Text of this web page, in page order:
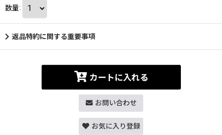
数量:
返品特約に関する重要事項
カートに入れる
お問い合わせ
お気に入り登録